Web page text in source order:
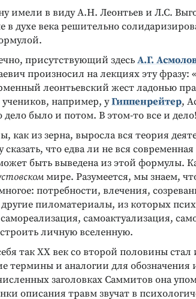
имели в виду А.Н. Леонтьев и Л.С.
в духе века решительно
присутствующий здесьА.Г.
произносил на лекциях эту фразу:
леонтьевский жест ладонью
учеников, например, уГиппенрейтер,
дело было и потом. В этом-то все и
как из зерна, выросла вся теория
что едва ли не вся
быть выведена из этой формулы.
мире. Разумеется, мы знаем,
потребности, влечения,
пиломатериалы, из которых
самоактуализация,
личную вселенную.
так XX век со второй половины стал
термины и аналогии для обозначения
заголовках Саммитов она
описания травм звучат в